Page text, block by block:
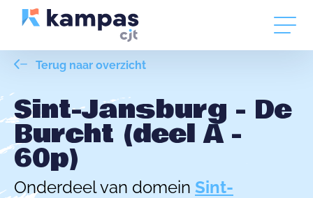
Terug naar overzicht
Sint-Jansburg - De
Burcht (deel A -
60p)
Onderdeel van domein Sint-